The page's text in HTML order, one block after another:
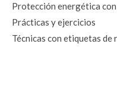
Protección energética
Prácticas y ejercicios
Técnicas con etiquetas de